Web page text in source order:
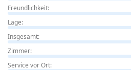
Freundlichkeit:
Lage:
Insgesamt:
Zimmer:
Service vor Ort: